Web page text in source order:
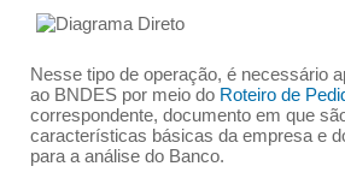
Nesse tipo de operação, é necessário
ao BNDES por meio do Roteiro de
correspondente, documento em que
características básicas da empresa e
para a análise do Banco.